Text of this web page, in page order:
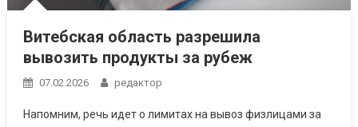
Витебская область разрешила
вывозить продукты за рубеж
07.02.2026 редактор
Напомним, речь идет о лимитах на вывоз физлицами за